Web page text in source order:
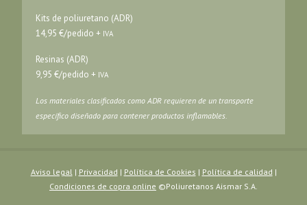
Kits de poliuretano (ADR)
14,95 €/pedido + IVA
Resinas (ADR)
9,95 €/pedido + IVA
Los materiales clasificados como ADR requieren de un transporte
específico diseñado para contener productos inflamables.
Aviso legal| Privacidad | Política de Cookies | Política de calidad |
Condiciones de copra online ©Poliuretanos Aismar S.A.